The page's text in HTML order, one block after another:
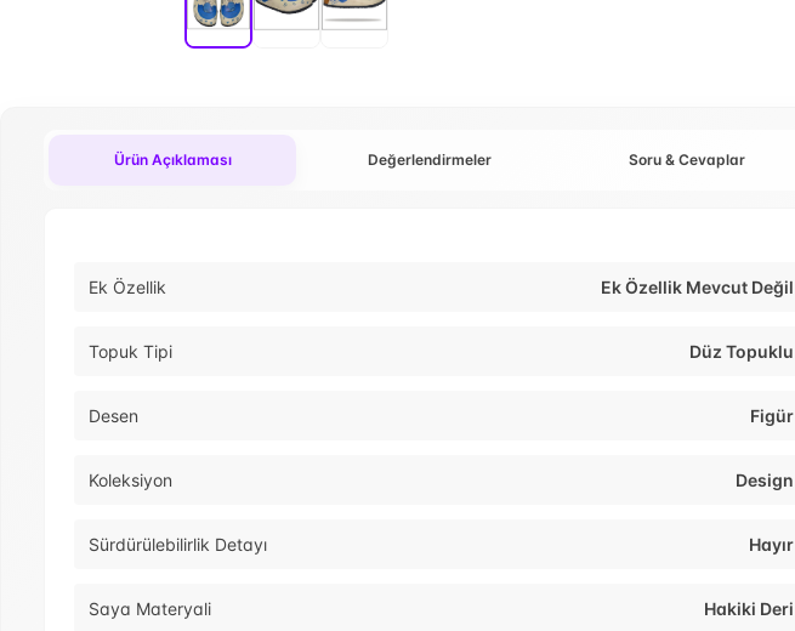
Ürün Açıklaması Değerlendirmeler Soru & Cevaplar
Ek Özellik Ek Özellik Mevcut Değil
Topuk Tipi Düz Topuklu
Desen Figür
Koleksiyon Design
Sürdürülebilirlik Detayı Hayır
Saya Materyali Hakiki Deri